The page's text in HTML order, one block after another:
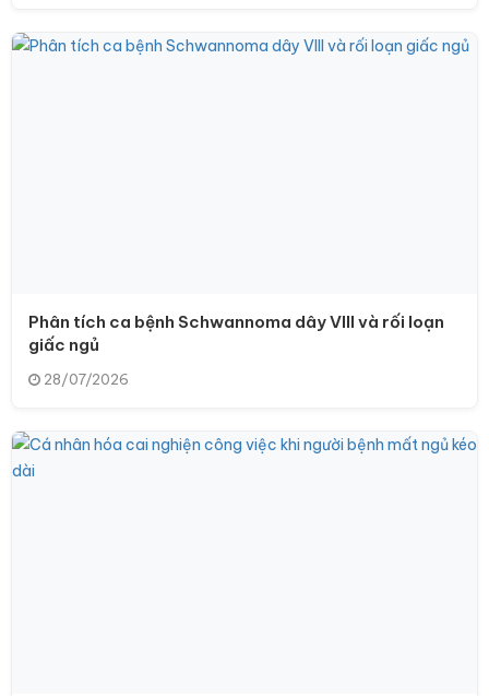
Phân tích ca bệnh Schwannoma dây VIII và rối loạn
giấc ngủ
28/07/2026